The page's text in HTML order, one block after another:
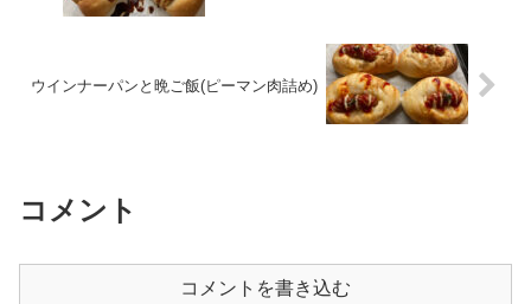
ウインナーパンと晩ご飯(ピーマン肉詰め)
コメント
コメントを書き込む